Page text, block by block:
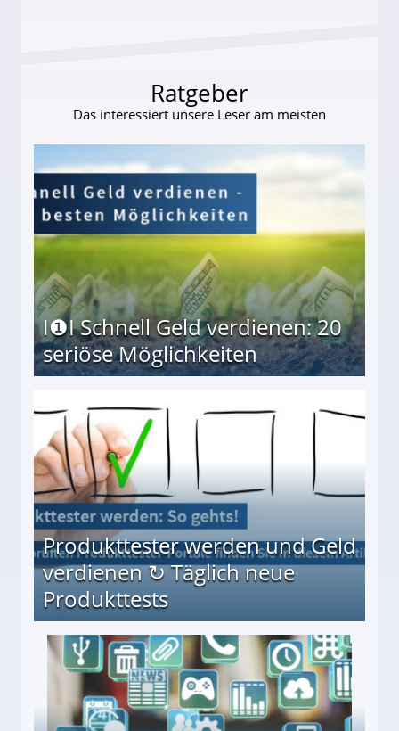
Ratgeber
Das interessiert unsere Leser am meisten
I❶I Schnell Geld verdienen: 20
seriöse Möglichkeiten
Produkttester werden und Geld
verdienen ↻ Täglich neue
Produkttests
↻ Täglich neue Produkttests